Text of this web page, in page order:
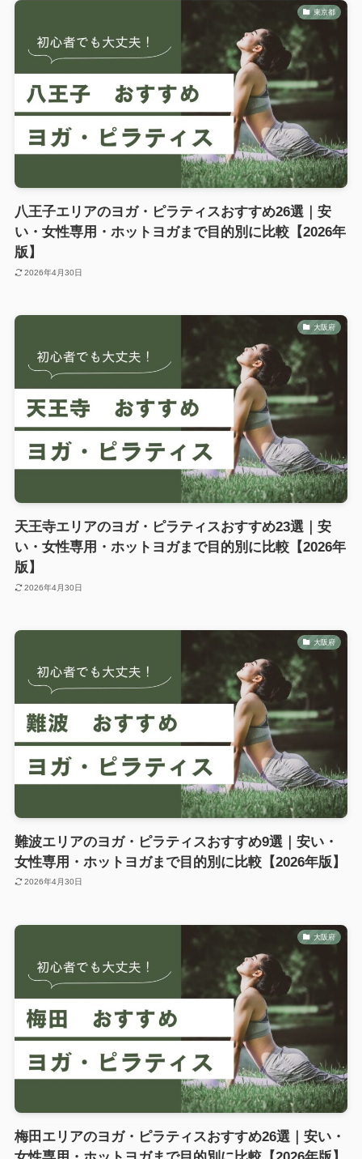
東京都
八王子エリアのヨガ・ピラティスおすすめ26選｜安
い・女性専用・ホットヨガまで目的別に比較【2026年
版】
2026年4月30日
大阪府
天王寺エリアのヨガ・ピラティスおすすめ23選｜安
い・女性専用・ホットヨガまで目的別に比較【2026年
版】
2026年4月30日
大阪府
難波エリアのヨガ・ピラティスおすすめ9選｜安い・
女性専用・ホットヨガまで目的別に比較【2026年版】
2026年4月30日
大阪府
梅田エリアのヨガ・ピラティスおすすめ26選｜安い・